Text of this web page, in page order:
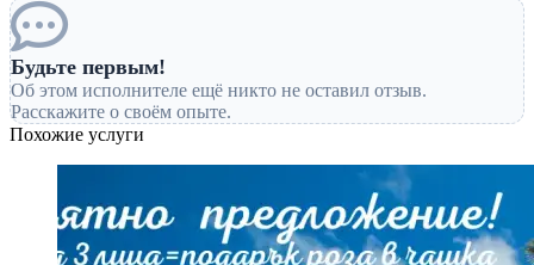
Будьте первым!
Об этом исполнителе ещё никто не оставил отзыв.
Расскажите о своём опыте.
Похожие услуги